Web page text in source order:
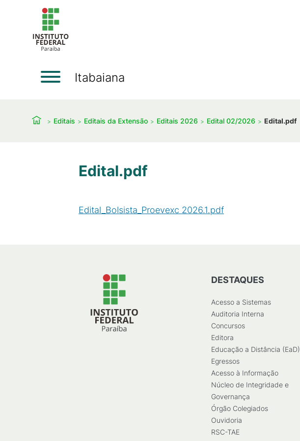
Itabaiana
Editais Editais da Extensão Editais 2026 Edital 02/2026 Edital.pdf
Edital.pdf
Edital_Bolsista_Proevexc 2026.1.pdf
DESTAQUES
Acesso a Sistemas
Auditoria Interna
Concursos
Editora
Educação a Distância (EaD)
Egressos
Acesso à Informação
Núcleo de Integridade e
Governança
Órgão Colegiados
Ouvidoria
RSC-TAE